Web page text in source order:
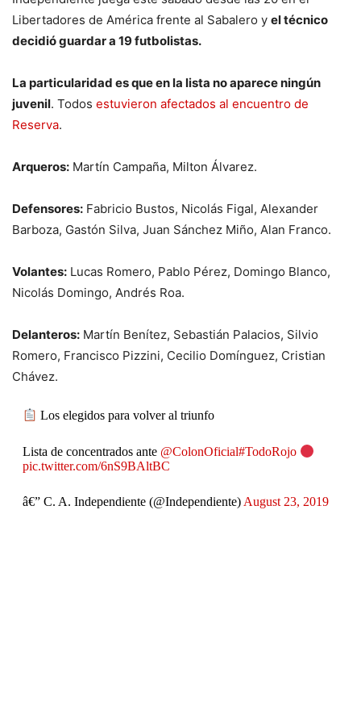
Libertadores de América frente al Sabalero y el técnico
decidió guardar a 19 futbolistas.
La particularidad es que en la lista no aparece ningún
juvenil. Todos estuvieron afectados al encuentro de
Reserva.
Arqueros: Martín Campaña, Milton Álvarez.
Defensores: Fabricio Bustos, Nicolás Figal, Alexander
Barboza, Gastón Silva, Juan Sánchez Miño, Alan Franco.
Volantes: Lucas Romero, Pablo Pérez, Domingo Blanco,
Nicolás Domingo, Andrés Roa.
Delanteros: Martín Benítez, Sebastián Palacios, Silvio
Romero, Francisco Pizzini, Cecilio Domínguez, Cristian
Chávez.
Los elegidos para volver al triunfo
Lista de concentrados ante @ColonOficial#TodoRojo
pic.twitter.com/6nS9BAltBC
â€” C. A. Independiente (@Independiente) August 23, 2019